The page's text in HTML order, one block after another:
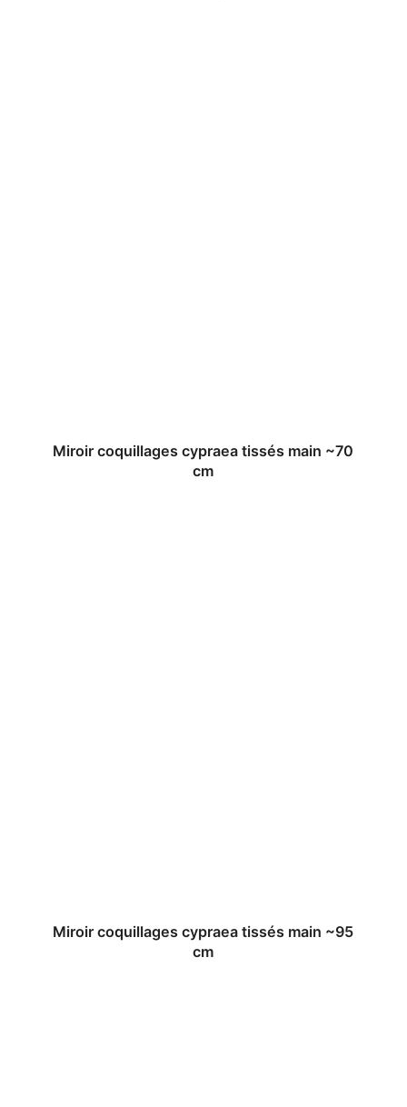
Miroir coquillages cypraea tissés main ~70
cm
Miroir coquillages cypraea tissés main ~95
cm